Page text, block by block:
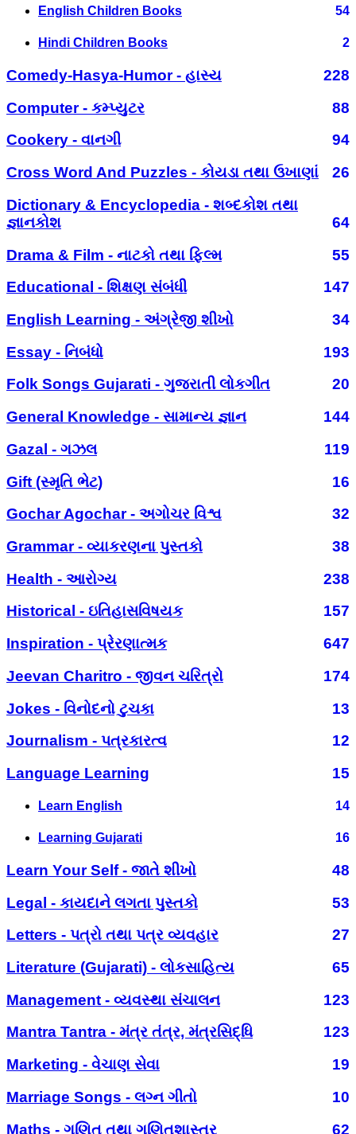
English Children Books 54
Hindi Children Books 2
Comedy-Hasya-Humor - હાસ્ય
228
Computer - કમ્પ્યુટર
88
Cookery - વાનગી
94
Cross Word And Puzzles - કોયડા તથા ઉખાણાં
26
Dictionary & Encyclopedia - શબ્દકોશ તથા
જ્ઞાનકોશ
64
Drama & Film - નાટકો તથા ફિલ્મ
55
Educational - શિક્ષણ સંબંધી
147
English Learning - અંગ્રેજી શીખો
34
Essay - નિબંધો
193
Folk Songs Gujarati - ગુજરાતી લોકગીત
20
General Knowledge - સામાન્ય જ્ઞાન
144
Gazal - ગઝલ
119
Gift (સ્મૃતિ ભેટ)
16
Gochar Agochar - અગોચર વિશ્વ
32
Grammar - વ્યાકરણના પુસ્તકો
38
Health - આરોગ્ય
238
Historical - ઇતિહાસવિષયક
157
Inspiration - પ્રેરણાત્મક
647
Jeevan Charitro - જીવન ચરિત્રો
174
Jokes - વિનોદનો ટુચકા
13
Journalism - પત્રકારત્વ
12
Language Learning
15
Learn English 14
Learning Gujarati 16
Learn Your Self - જાતે શીખો
48
Legal - કાયદાને લગતા પુસ્તકો
53
Letters - પત્રો તથા પત્ર વ્યવહાર
27
Literature (Gujarati) - લોકસાહિત્ય
65
Management - વ્યવસ્થા સંચાલન
123
Mantra Tantra - મંત્ર તંત્ર, મંત્રસિદ્ધિ
123
Marketing - વેચાણ સેવા
19
Marriage Songs - લગ્ન ગીતો
10
Maths - ગણિત તથા ગણિતશાસ્ત્ર
62